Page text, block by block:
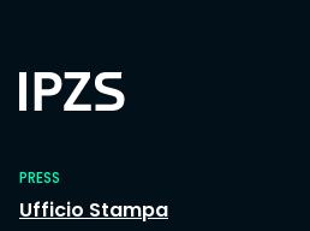
PRESS
Ufficio Stampa